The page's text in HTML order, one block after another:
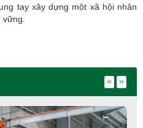
tay xây dựng một xã hội nhân